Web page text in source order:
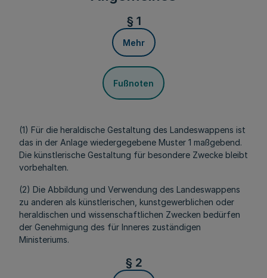
§ 1
Mehr
Fußnoten
(1) Für die heraldische Gestaltung des Landeswappens ist
das in der Anlage wiedergegebene Muster 1 maßgebend.
Die künstlerische Gestaltung für besondere Zwecke bleibt
vorbehalten.
(2) Die Abbildung und Verwendung des Landeswappens
zu anderen als künstlerischen, kunstgewerblichen oder
heraldischen und wissenschaftlichen Zwecken bedürfen
der Genehmigung des für Inneres zuständigen
Ministeriums.
§ 2